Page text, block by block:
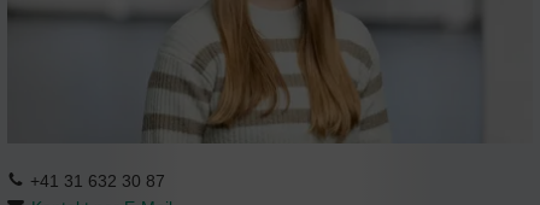
+41 31 632 30 87